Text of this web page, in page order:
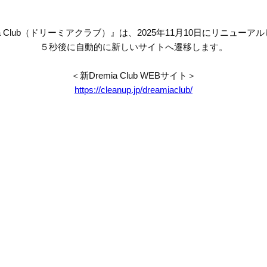
Club（ドリーミアクラブ）』は、2025年11月10日にリニューアル
５秒後に自動的に新しいサイトへ遷移します。
＜新Dremia Club WEBサイト＞
https://cleanup.jp/dreamiaclub/